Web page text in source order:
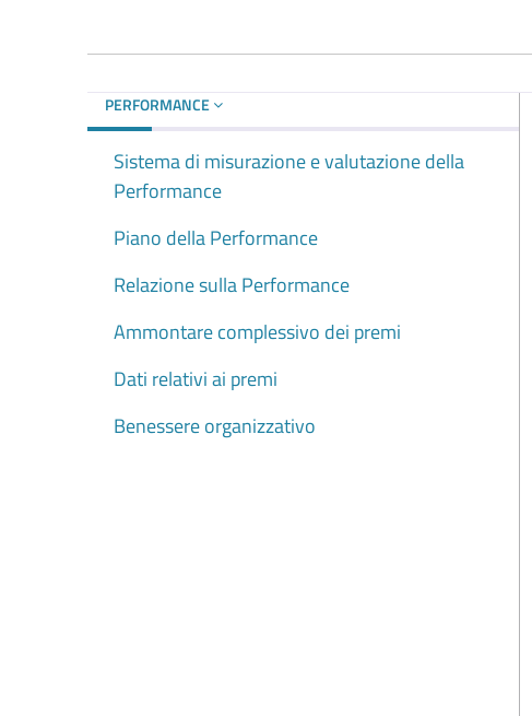
PERFORMANCE
Sistema di misurazione e valutazione della
Performance
Piano della Performance
Relazione sulla Performance
Ammontare complessivo dei premi
Dati relativi ai premi
Benessere organizzativo